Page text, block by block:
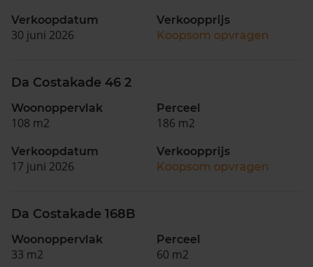
Verkoopdatum
30 juni 2026
Verkoopprijs
Koopsom opvragen
Da Costakade 46 2
Woonoppervlak
108 m2
Perceel
186 m2
Verkoopdatum
17 juni 2026
Verkoopprijs
Koopsom opvragen
Da Costakade 168B
Woonoppervlak
33 m2
Perceel
60 m2